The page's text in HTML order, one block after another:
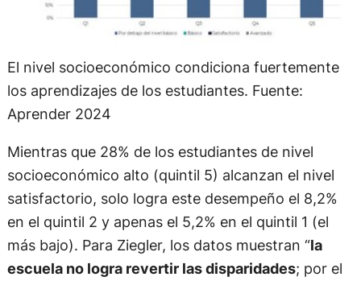
El nivel socioeconómico condiciona fuertemente
los aprendizajes de los estudiantes. Fuente:
Aprender 2024
Mientras que 28% de los estudiantes de nivel
socioeconómico alto (quintil 5) alcanzan el nivel
satisfactorio, solo logra este desempeño el 8,2%
en el quintil 2 y apenas el 5,2% en el quintil 1 (el
más bajo). Para Ziegler, los datos muestran “la
escuela no logra revertir las disparidades; por el